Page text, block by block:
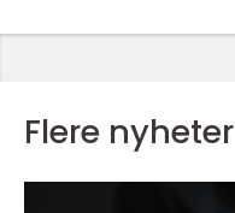
Flere nyheter